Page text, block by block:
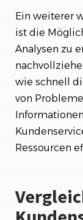
Ein weiterer
ist die
Analysen zu
wie schnell
von
Ressourcen